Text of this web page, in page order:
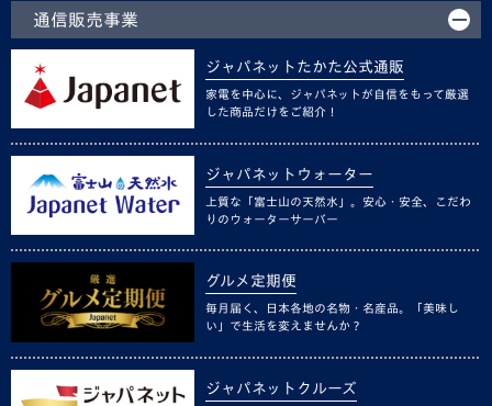
通信販売事業
ジャパネットたかた公式通販
家電を中心に、ジャパネットが自信をもって厳選
した商品だけをご紹介！
ジャパネットウォーター
上質な「富士山の天然水」。安心・安全、こだわ
りのウォーターサーバー
グルメ定期便
毎月届く、日本各地の名物・名産品。「美味し
い」で生活を変えませんか？
ジャパネットクルーズ